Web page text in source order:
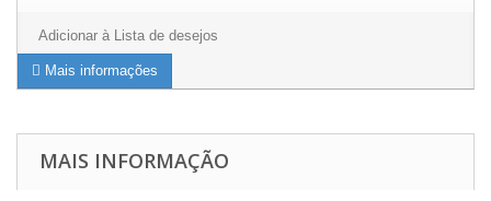
Adicionar à Lista de desejos
Mais informações
MAIS INFORMAÇÃO